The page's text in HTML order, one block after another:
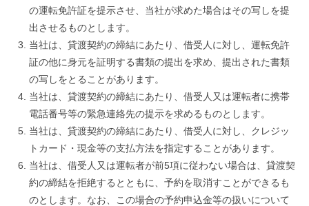
の運転免許証を提示させ、当社が求めた場合はその写しを提
出させるものとします。
当社は、貸渡契約の締結にあたり、借受人に対し、運転免許
証の他に身元を証明する書類の提出を求め、提出された書類
の写しをとることがあります。
当社は、貸渡契約の締結にあたり、借受人又は運転者に携帯
電話番号等の緊急連絡先の提示を求めるものとします。
当社は、貸渡契約の締結にあたり、借受人に対し、クレジッ
トカード・現金等の支払方法を指定することがあります。
当社は、借受人又は運転者が前5項に従わない場合は、貸渡契
約の締結を拒絶するとともに、予約を取消すことができるも
のとします。なお、この場合の予約申込金等の扱いについて